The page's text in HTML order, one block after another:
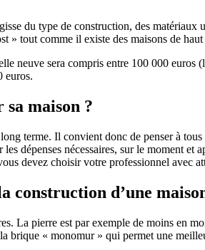
du type de construction, des
» tout comme il existe des maisons de
neuve sera compris entre 100 000
euros.
maison ?
terme. Il convient donc de penser à
dépenses nécessaires, sur le moment
devez choisir votre professionnel avec
construction d’une
La pierre est par exemple de moins en
brique « monomur » qui permet une